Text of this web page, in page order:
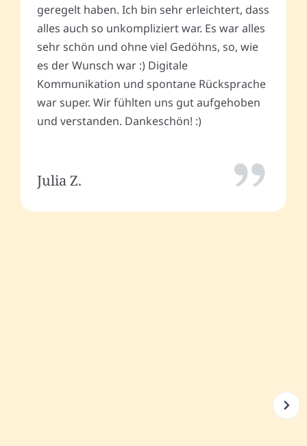
geregelt haben. Ich bin sehr erleichtert, dass
alles auch so unkompliziert war. Es war alles
sehr schön und ohne viel Gedöhns, so, wie
es der Wunsch war :) Digitale
Kommunikation und spontane Rücksprache
war super. Wir fühlten uns gut aufgehoben
und verstanden. Dankeschön! :)
Julia Z.